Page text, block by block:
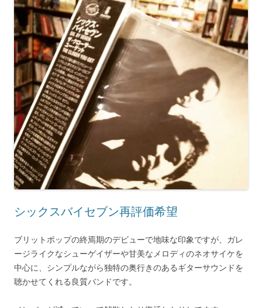
シックスバイセブン再評価希望
ブリットポップの終焉期のデビューで地味な印象ですが、ガレ
ージライクなシューゲイザーや甘美なメロディのネオサイケを
中心に、シンプルながら独特の奥行きのあるギターサウンドを
聴かせてくれる良質バンドです。